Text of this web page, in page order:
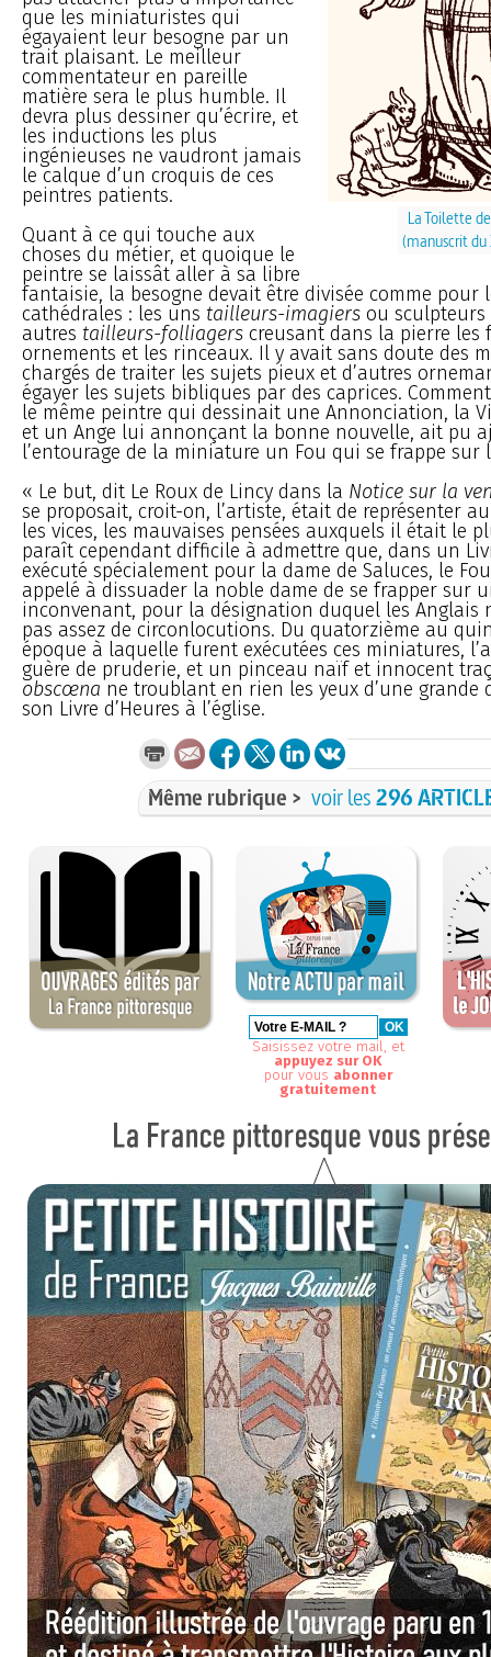
La Toilette
(manuscrit du
que les miniaturistes qui
égayaient leur besogne par un
trait plaisant. Le meilleur
commentateur en pareille
matière sera le plus humble. Il
devra plus dessiner qu’écrire, et
les inductions les plus
ingénieuses ne vaudront jamais
le calque d’un croquis de ces
peintres patients.
Quant à ce qui touche aux
choses du métier, et quoique le
peintre se laissât aller à sa libre
fantaisie, la besogne devait être divisée comme pour
cathédrales : les uns tailleurs-imagiers ou sculpteurs
autres tailleurs-folliagers creusant dans la pierre les
ornements et les rinceaux. Il y avait sans doute des
chargés de traiter les sujets pieux et d’autres
égayer les sujets bibliques par des caprices.
le même peintre qui dessinait une Annonciation, la
et un Ange lui annonçant la bonne nouvelle, ait pu
l’entourage de la miniature un Fou qui se frappe sur
« Le but, dit Le Roux de Lincy dans la Notice sur la
se proposait, croit-on, l’artiste, était de représenter
les vices, les mauvaises pensées auxquels il était le
paraît cependant difficile à admettre que, dans un
exécuté spécialement pour la dame de Saluces, le
appelé à dissuader la noble dame de se frapper sur
inconvenant, pour la désignation duquel les Anglais
pas assez de circonlocutions. Du quatorzième au
époque à laquelle furent exécutées ces miniatures,
guère de pruderie, et un pinceau naïf et innocent
obscœna ne troublant en rien les yeux d’une grande
son Livre d’Heures à l’église.
Même rubrique > voir les296
Saisissez votre mail, et
appuyez sur OK
pour vous abonner
gratuitement